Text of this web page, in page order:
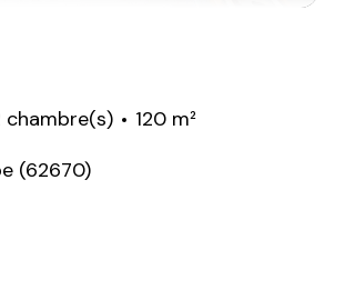
chambre(s)
120 m²
(62670)